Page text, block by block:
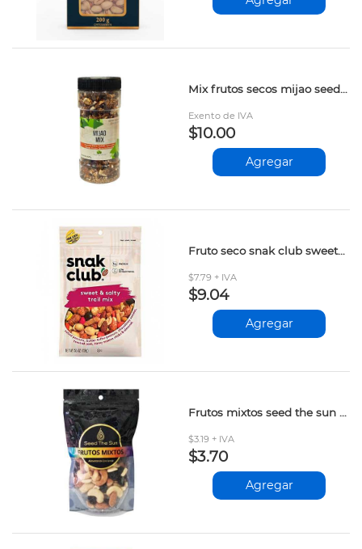
Mix frutos secos mijao seeds 200gr
Exento de IVA
$10.00
Agregar
Fruto seco snak club sweet&salty 156gr
$7.79 + IVA
$9.04
Agregar
Frutos mixtos seed the sun 100gr
$3.19 + IVA
$3.70
Agregar